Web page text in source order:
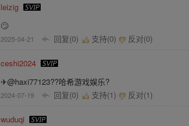
leizig
🙄
2025-04-21 回复(0) 支持(0) 反对(0)
ceshi2024
✈@haxi77123??哈希游戏娱乐?
2024-07-19 回复(0) 支持(1) 反对(1)
wuduqi